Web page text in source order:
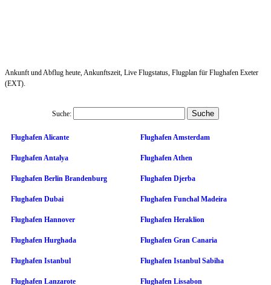
Ankunft und Abflug heute, Ankunftszeit, Live Flugstatus, Flugplan für Flughafen Exeter
(EXT).
Suche:
Flughafen Alicante Flughafen Amsterdam
Flughafen Antalya Flughafen Athen
Flughafen Berlin Brandenburg Flughafen Djerba
Flughafen Dubai Flughafen Funchal Madeira
Flughafen Hannover Flughafen Heraklion
Flughafen Hurghada Flughafen Gran Canaria
Flughafen Istanbul Flughafen Istanbul Sabiha
Flughafen Lanzarote Flughafen Lissabon